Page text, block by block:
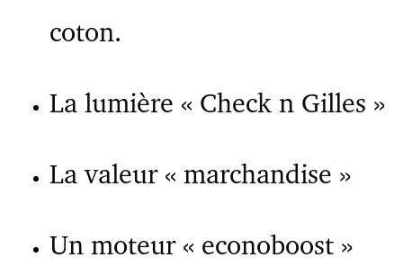
coton.
La lumière « Check n Gilles »
La valeur « marchandise »
Un moteur « econoboost »